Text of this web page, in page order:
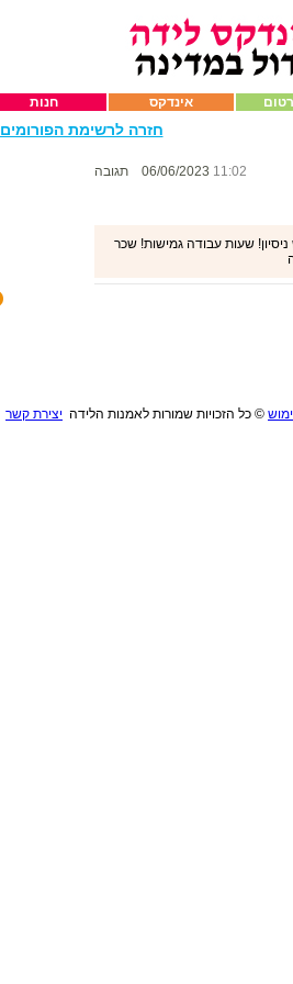
חנות אינדקס
חזרה לרשימת הפורומים
11:02 תגובה
שעות עבודה גמישות! שכר
© כל הזכויות שמורות לאמנות הלידה יצירת קשר